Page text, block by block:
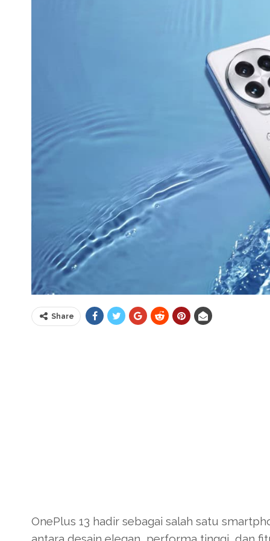
Share
OnePlus 13 hadir sebagai salah satu